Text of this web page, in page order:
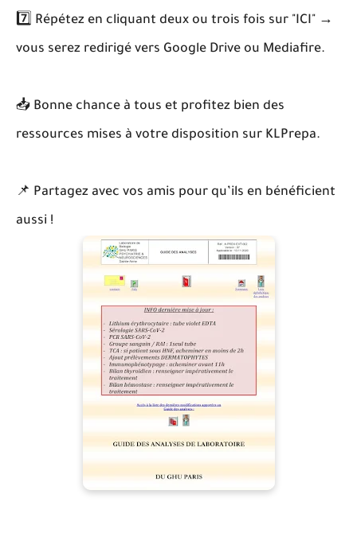
7️⃣ Répétez en cliquant deux ou trois fois sur "ICI" →
vous serez redirigé vers Google Drive ou Mediafire.
📥 Bonne chance à tous et profitez bien des
ressources mises à votre disposition sur KLPrepa.
📌 Partagez avec vos amis pour qu’ils en bénéficient
aussi !